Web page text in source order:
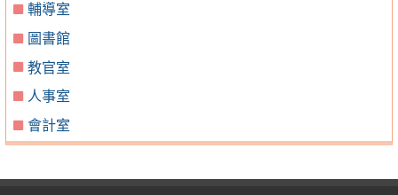
輔導室
圖書館
教官室
人事室
會計室